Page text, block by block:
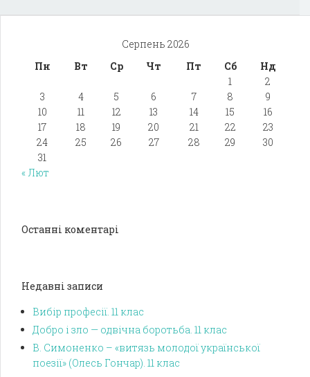
Серпень 2026
Пн
Вт Ср Чт Пт Сб
Нд
1
2
3
4 5 6 7 8
9
10
11 12 13 14 15
16
17
18 19 20 21 22
23
24
25 26 27 28 29
30
31
« Лют
Останні коментарі
Недавні записи
Вибір професії. 11 клас
Добро і зло — одвічна боротьба. 11 клас
В. Симоненко – «витязь молодої української
поезії» (Олесь Гончар). 11 клас